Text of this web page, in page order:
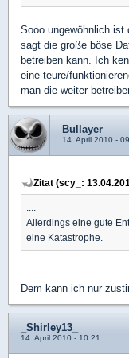
Sooo ungewöhnlich ist
sagt die große böse
betreiben kann. Ich
eine teure/
man die weiter
Bullayer
14. April 2010 -
Zitat (scy_:
Allerdings eine gute
eine Katastrophe.
Dem kann ich nur
_Shirley13_
14. April 2010 - 10:21